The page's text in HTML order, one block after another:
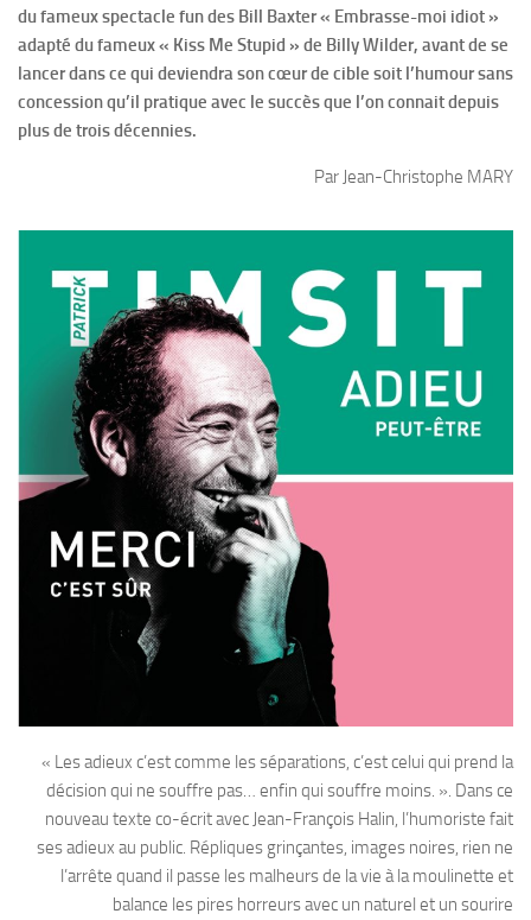
du fameux spectacle fun des Bill Baxter « Embrasse-moi idiot »
adapté du fameux « Kiss Me Stupid » de Billy Wilder, avant de se
lancer dans ce qui deviendra son cœur de cible soit l’humour sans
concession qu’il pratique avec le succès que l’on connait depuis
plus de trois décennies.
Par Jean-Christophe MARY
« Les adieux c’est comme les séparations, c’est celui qui prend la
décision qui ne souffre pas… enfin qui souffre moins. ». Dans ce
nouveau texte co-écrit avec Jean-François Halin, l’humoriste fait
ses adieux au public. Répliques grinçantes, images noires, rien ne
l’arrête quand il passe les malheurs de la vie à la moulinette et
balance les pires horreurs avec un naturel et un sourire